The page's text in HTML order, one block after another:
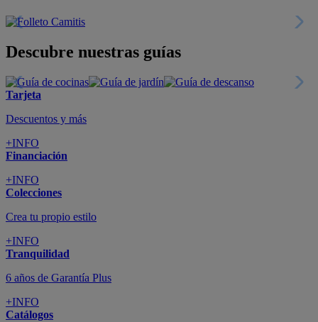
Descubre nuestras guías
Tarjeta
Descuentos y más
+INFO
Financiación
+INFO
Colecciones
Crea tu propio estilo
+INFO
Tranquilidad
6 años de Garantía Plus
+INFO
Catálogos